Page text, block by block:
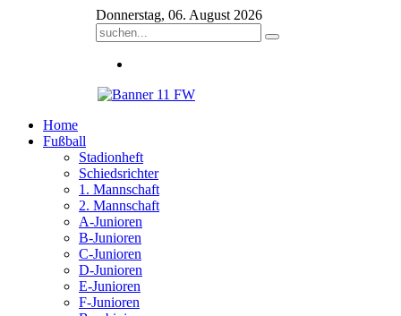
Donnerstag, 06. August 2026
Home
Fußball
Stadionheft
Schiedsrichter
1. Mannschaft
2. Mannschaft
A-Junioren
B-Junioren
C-Junioren
D-Junioren
E-Junioren
F-Junioren